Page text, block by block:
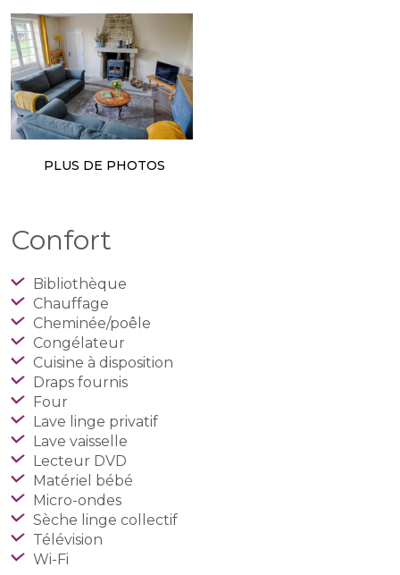
PLUS DE PHOTOS
Confort
Bibliothèque
Chauffage
Cheminée/poêle
Congélateur
Cuisine à disposition
Draps fournis
Four
Lave linge privatif
Lave vaisselle
Lecteur DVD
Matériel bébé
Micro-ondes
Sèche linge collectif
Télévision
Wi-Fi